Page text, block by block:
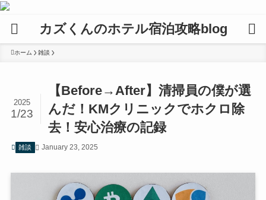
カズくんのホテル宿泊攻略blog
ホーム 雑談
【Before→After】清掃員の僕が選
んだ！KMクリニックでホクロ除
去！安心治療の記録
2025
1/23
雑談 January 23, 2025